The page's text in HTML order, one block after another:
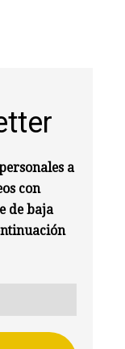
a
con
de baja